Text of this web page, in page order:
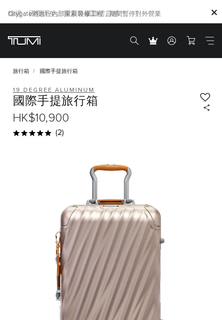
Citygate將進行内部重新裝修工程，期間暫停對外營業
旅行箱 國際手提旅行箱
19 DEGREE ALUMINUM
國際手提旅行箱
HK$10,900
(2)